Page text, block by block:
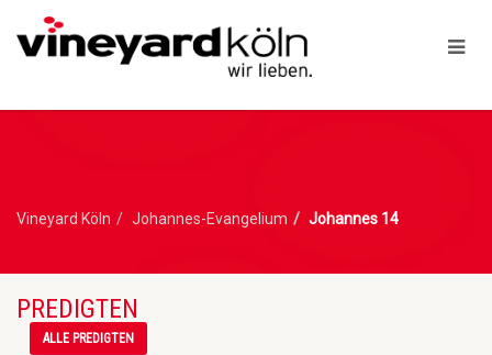
Vineyard Köln Johannes-Evangelium Johannes 14
PREDIGTEN
ALLE PREDIGTEN